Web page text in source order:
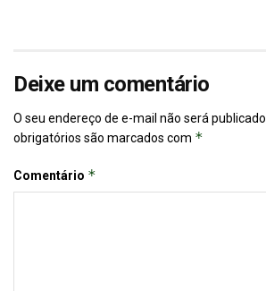
Deixe um comentário
O seu endereço de e-mail não será publicado.
obrigatórios são marcados com *
Comentário *